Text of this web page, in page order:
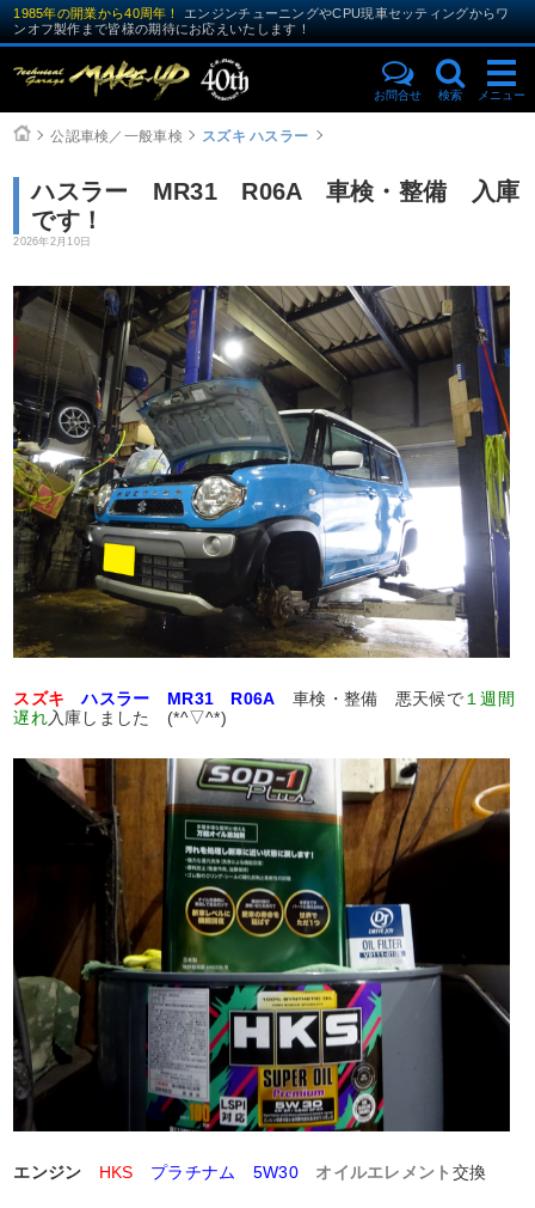
1985年の開業から40周年！
エンジンチューニングやCPU現車セッティングからワ
ンオフ製作まで皆様の期待にお応えいたします！
お問合せ 検索 メニュー
公認車検／一般車検 スズキ ハスラー
ハスラー MR31 R06A 車検・整備 入庫
です！
2026年2月10日
スズキ ハスラー MR31 R06A 車検・整備 悪天候で１週間
遅れ入庫しました (*^▽^*)
エンジン HKS プラチナム 5W30 オイルエレメント 交換